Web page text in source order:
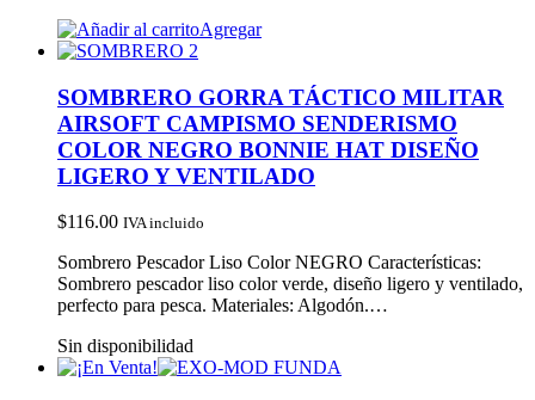
Agregar
SOMBRERO GORRA TÁCTICO MILITAR
AIRSOFT CAMPISMO SENDERISMO
COLOR NEGRO BONNIE HAT DISEÑO
LIGERO Y VENTILADO
$116.00 IVA incluido
Sombrero Pescador Liso Color NEGRO Características:
Sombrero pescador liso color verde, diseño ligero y ventilado,
perfecto para pesca. Materiales: Algodón.…
Sin disponibilidad